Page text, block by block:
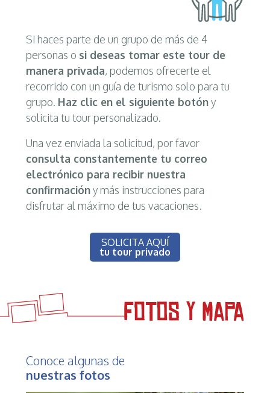
Si haces parte de un grupo de más de 4
personas o si deseas tomar este tour de
manera privada, podemos ofrecerte el
recorrido con un guía de turismo solo para tu
grupo. Haz clic en el siguiente botóny
solicita tu tour personalizado.
Una vez enviada la solicitud, por favor
consulta constantemente tu correo
electrónico para recibir nuestra
confirmacióny más instrucciones para
disfrutar al máximo de tus vacaciones.
SOLICITA AQUÍ
tu tour privado
Conoce algunas de
nuestras fotos